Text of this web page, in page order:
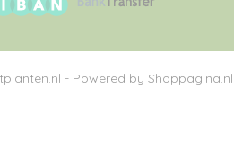
- Powered by Shoppagina.nl